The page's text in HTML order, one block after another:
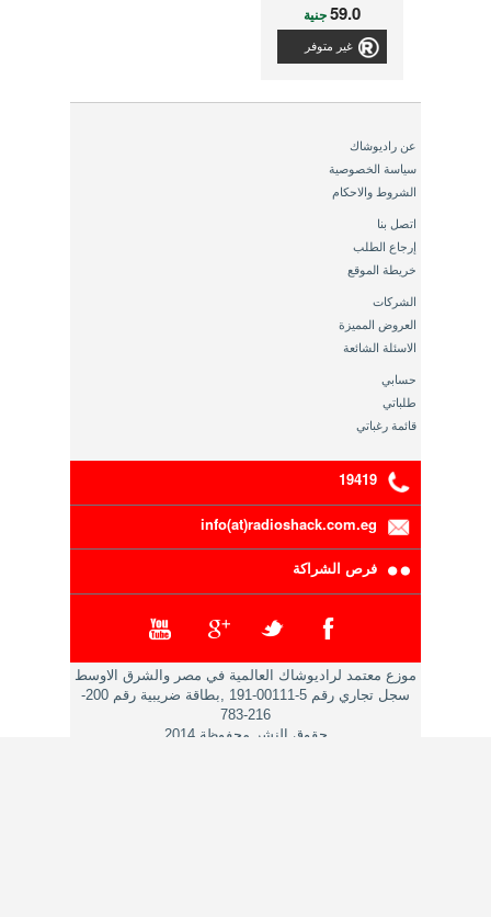
قابلة للشحن ذات سعة
2500 مللى أمبير
59.0جنية
غير متوفر
عن راديوشاك
سياسة الخصوصية
الشروط والاحكام
اتصل بنا
إرجاع الطلب
خريطة الموقع
الشركات
العروض المميزة
الاسئلة الشائعة
حسابي
طلباتي
قائمة رغباتي
19419
info(at)radioshack.com.eg
فرص الشراكة
موزع معتمد لراديوشاك العالمية في مصر والشرق الاوسط
سجل تجاري رقم 5-00111-191 ,بطاقة ضريبية رقم 200-
216-783
حقوق النشر محفوظة 2014